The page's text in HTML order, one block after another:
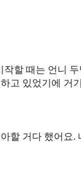
작할 때는 언니
고 있었기에 거
할 거다 했어요.